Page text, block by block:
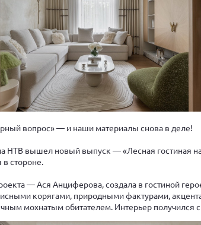
вопрос» — и наши материалы снова в деле!
НТВ вышел новый выпуск — «Лесная гостиная
в стороне.
— Ася Анциферова, создала в гостиной
корягами, природными фактурами,
мохнатым обитателем. Интерьер